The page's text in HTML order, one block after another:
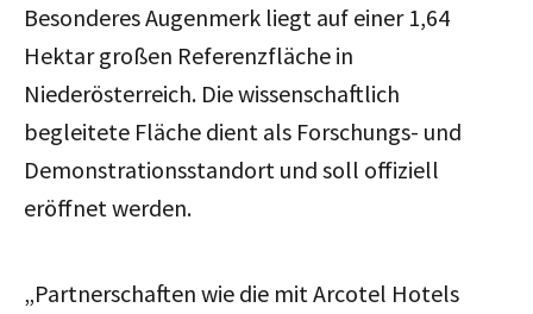
Besonderes Augenmerk liegt auf einer 1,64
Hektar großen Referenzfläche in
Niederösterreich. Die wissenschaftlich
begleitete Fläche dient als Forschungs- und
Demonstrationsstandort und soll offiziell
eröffnet werden.
„Partnerschaften wie die mit Arcotel Hotels